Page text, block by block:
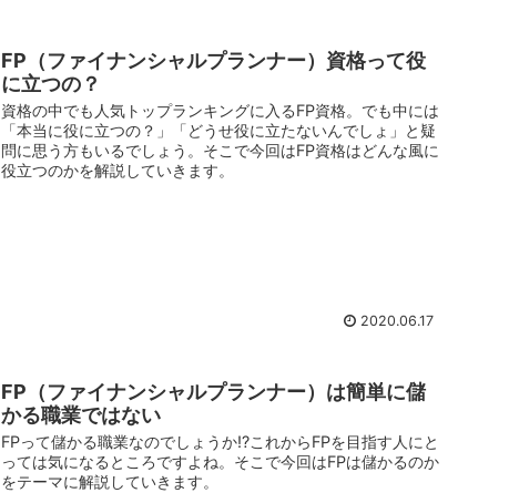
FP（ファイナンシャルプランナー）資格って役
に立つの？
資格の中でも人気トップランキングに入るFP資格。でも中には
「本当に役に立つの？」「どうせ役に立たないんでしょ」と疑
問に思う方もいるでしょう。そこで今回はFP資格はどんな風に
役立つのかを解説していきます。
2020.06.17
FP（ファイナンシャルプランナー）は簡単に儲
かる職業ではない
FPって儲かる職業なのでしょうか!?これからFPを目指す人にと
っては気になるところですよね。そこで今回はFPは儲かるのか
をテーマに解説していきます。